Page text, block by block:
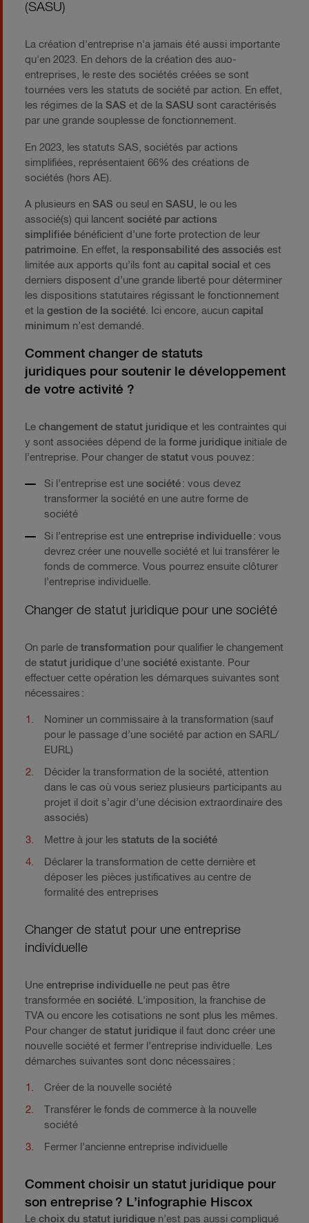
(SASU)
La création d'entreprise n'a jamais été aussi importante
qu'en 2023. En dehors de la création des auo-
entreprises, le reste des sociétés créées se sont
tournées vers les statuts de société par action. En effet,
les régimes de la SAS et de la SASU sont caractérisés
par une grande souplesse de fonctionnement.
En 2023, les statuts SAS, sociétés par actions
simplifiées, représentaient 66% des créations de
sociétés (hors AE).
A plusieurs en SAS ou seul en SASU , le ou les
associé(s) qui lancent société par actions
simplifiée bénéficient d’une forte protection de leur
patrimoine . En effet, la responsabilité des associés est
limitée aux apports qu’ils font au capital social et ces
derniers disposent d’une grande liberté pour déterminer
les dispositions statutaires régissant le fonctionnement
et la gestion de la société . Ici encore, aucun capital
minimum n’est demandé.
Comment changer de statuts
juridiques pour soutenir le développement
de votre activité ?
Le changement de statut juridique et les contraintes qui
y sont associées dépend de la forme juridique initiale de
l’entreprise. Pour changer de statut vous pouvez :
Si l’entreprise est une société : vous devez
transformer la société en une autre forme de
société
Si l’entreprise est une entreprise individuelle : vous
devrez créer une nouvelle société et lui transférer le
fonds de commerce. Vous pourrez ensuite clôturer
l’entreprise individuelle.
Changer de statut juridique pour une société
On parle de transformation pour qualifier le changement
de statut juridique d’une société existante. Pour
effectuer cette opération les démarques suivantes sont
nécessaires :
Nominer un commissaire à la transformation (sauf
pour le passage d’une société par action en SARL/
EURL)
Décider la transformation de la société, attention
dans le cas où vous seriez plusieurs participants au
projet il doit s’agir d’une décision extraordinaire des
associés)
Mettre à jour les statuts de la société
Déclarer la transformation de cette dernière et
déposer les pièces justificatives au centre de
formalité des entreprises
Changer de statut pour une entreprise
individuelle
Une entreprise individuelle ne peut pas être
transformée en société . L'imposition, la franchise de
TVA ou encore les cotisations ne sont plus les mêmes.
Pour changer de statut juridique il faut donc créer une
nouvelle société et fermer l’entreprise individuelle. Les
démarches suivantes sont donc nécessaires :
Créer de la nouvelle société
Transférer le fonds de commerce à la nouvelle
société
Fermer l’ancienne entreprise individuelle
Comment choisir un statut juridique pour
son entreprise ? L’infographie Hiscox
Le choix du statut juridique n’est pas aussi compliqué